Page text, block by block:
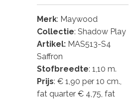
Merk: Maywood
Collectie: Shadow Play
Artikel: MAS513-S4
Saffron
Stofbreedte: 1,10 m.
Prijs: € 1,90 per 10 cm.,
fat quarter € 4,75, fat